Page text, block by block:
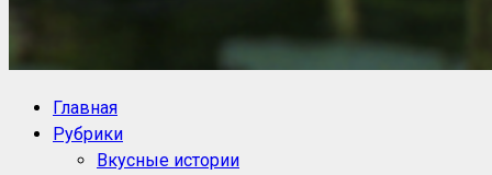
Блог историй NoorySan
Главная
Рубрики
Вкусные истории